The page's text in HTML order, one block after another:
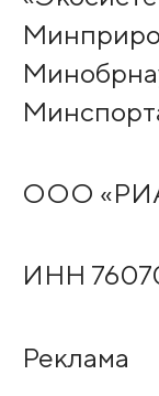
OOO
ИHH
Peклaмa